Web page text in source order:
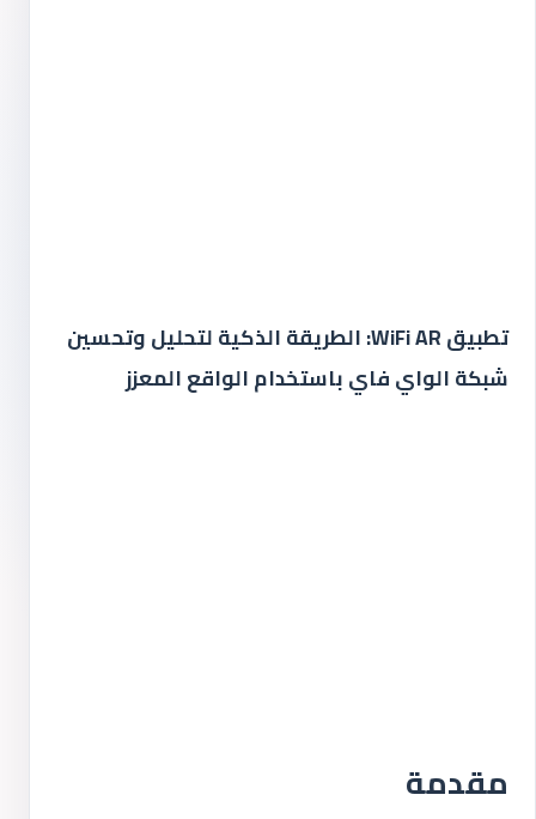
تطبيق WiFi AR: الطريقة الذكية لتحليل وتحسين
شبكة الواي فاي باستخدام الواقع المعزز
مقدمة